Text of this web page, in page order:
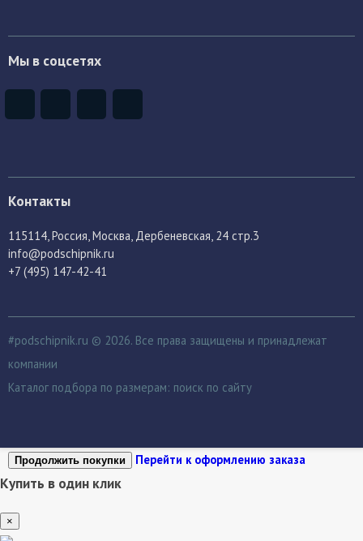
Мы в соцсетях
Контакты
115114 , Россия, Москва, Дербеневская, 24 стр.3
info@podschipnik.ru
+7 (495) 147-42-41
#podschipnik.ru © 2026. Все права защищены и принадлежат
компании
Каталог подбора по размерам: поиск по сайту
Продолжить покупки Перейти к оформлению заказа
Купить в один клик
×